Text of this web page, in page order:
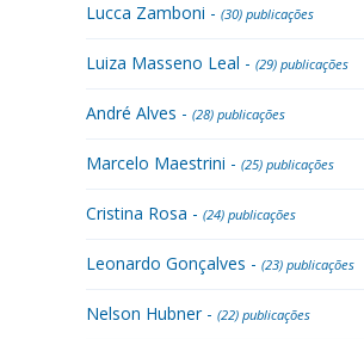
Lucca Zamboni - (30) publicações
Luiza Masseno Leal - (29) publicações
André Alves - (28) publicações
Marcelo Maestrini - (25) publicações
Cristina Rosa - (24) publicações
Leonardo Gonçalves - (23) publicações
Nelson Hubner - (22) publicações